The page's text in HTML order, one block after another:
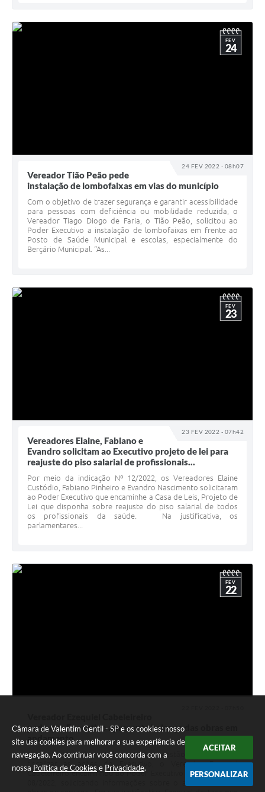
Câmara de Valentim Gentil - SP e os cookies: nosso
site usa cookies para melhorar a sua experiência de
navegação. Ao continuar você concorda com a
nossa Política de Cookies e Privacidade.
ACEITAR
PERSONALIZAR
24 FEV 2022 - 08h07
FEV
24
Vereador Tião Peão pede
instalação de lombofaixas em vias do município
Com o objetivo de trazer segurança e garantir acessibilidade
para pessoas com deficiência ou mobilidade reduzida, o
Vereador Tiago Diogo de Faria, o Tião Peão, solicitou ao
Poder Executivo a instalação de lombofaixas em frente ao
Posto de Saúde Municipal e escolas, especialmente do
Berçário Municipal. “As...
23 FEV 2022 - 07h42
FEV
23
Vereadores Elaine, Fabiano e
Evandro solicitam ao Executivo projeto de lei para
reajuste do piso salarial de profissionais...
Por meio da indicação Nº 12/2022, os Vereadores Elaine
Custódio, Fabiano Pinheiro e Evandro Nascimento solicitaram
ao Poder Executivo que encaminhe a Casa de Leis, Projeto de
Lei que disponha sobre reajuste do piso salarial de todos
os profissionais da saúde. Na justificativa, os
parlamentares...
FEV
22
pede que Executivo apresente balanço das obras em
andamento
Com o objetivo de contribuir com uma gestão transparente e
fiscalizar as ações do Executivo, o Vereador Ezequiel
Cabeleireiro encaminhou ao Poder Executivo a indicação Nº.